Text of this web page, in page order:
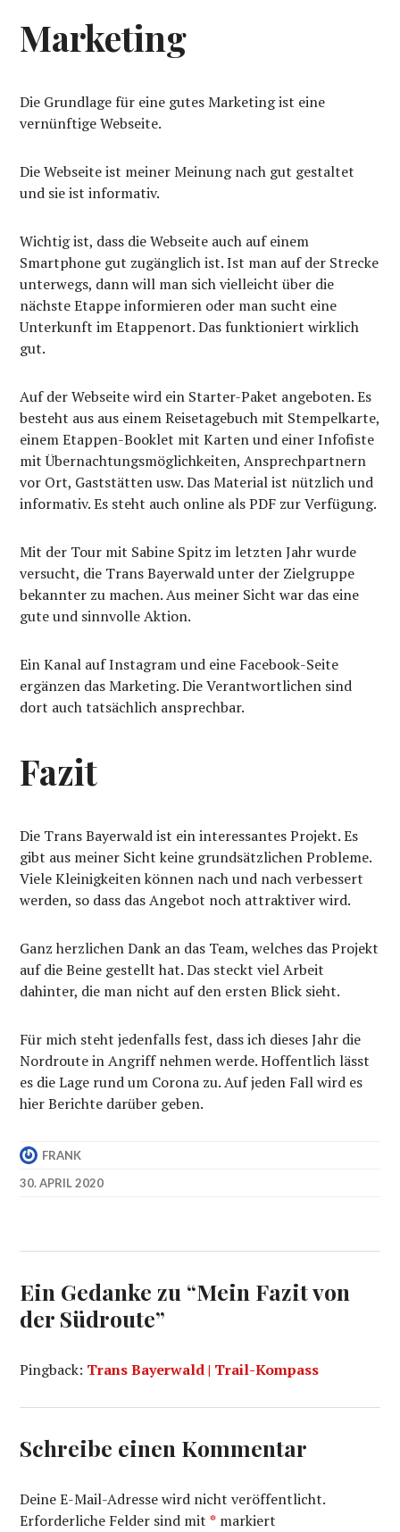
Marketing
Die Grundlage für eine gutes Marketing ist eine
vernünftige Webseite.
Die Webseite ist meiner Meinung nach gut gestaltet
und sie ist informativ.
Wichtig ist, dass die Webseite auch auf einem
Smartphone gut zugänglich ist. Ist man auf der Strecke
unterwegs, dann will man sich vielleicht über die
nächste Etappe informieren oder man sucht eine
Unterkunft im Etappenort. Das funktioniert wirklich
gut.
Auf der Webseite wird ein Starter-Paket angeboten. Es
besteht aus aus einem Reisetagebuch mit Stempelkarte,
einem Etappen-Booklet mit Karten und einer Infofiste
mit Übernachtungsmöglichkeiten, Ansprechpartnern
vor Ort, Gaststätten usw. Das Material ist nützlich und
informativ. Es steht auch online als PDF zur Verfügung.
Mit der Tour mit Sabine Spitz im letzten Jahr wurde
versucht, die Trans Bayerwald unter der Zielgruppe
bekannter zu machen. Aus meiner Sicht war das eine
gute und sinnvolle Aktion.
Ein Kanal auf Instagram und eine Facebook-Seite
ergänzen das Marketing. Die Verantwortlichen sind
dort auch tatsächlich ansprechbar.
Fazit
Die Trans Bayerwald ist ein interessantes Projekt. Es
gibt aus meiner Sicht keine grundsätzlichen Probleme.
Viele Kleinigkeiten können nach und nach verbessert
werden, so dass das Angebot noch attraktiver wird.
Ganz herzlichen Dank an das Team, welches das Projekt
auf die Beine gestellt hat. Das steckt viel Arbeit
dahinter, die man nicht auf den ersten Blick sieht.
Für mich steht jedenfalls fest, dass ich dieses Jahr die
Nordroute in Angriff nehmen werde. Hoffentlich lässt
es die Lage rund um Corona zu. Auf jeden Fall wird es
hier Berichte darüber geben.
FRANK
30. APRIL 2020
Ein Gedanke zu “Mein Fazit von
der Südroute”
Pingback: Trans Bayerwald | Trail-Kompass
Schreibe einen Kommentar
Deine E-Mail-Adresse wird nicht veröffentlicht.
Erforderliche Felder sind mit* markiert